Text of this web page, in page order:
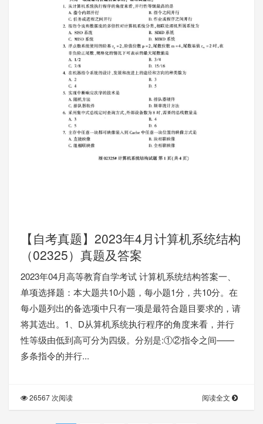
【自考真题】2023年4月计算机系统结构
（02325）真题及答案
2023年04月高等教育自学考试 计算机系统结构答案一、
单项选择题：本大题共10小题，每小题1分，共10分。在
每小题列出的备选项中只有一项是最符合题目要求的，请
将其选出。1、D从算机系统执行程序的角度来看，并行
性等级由低到高可分为四级。分别是:①②指令之间——
多条指令的并行...
26567 次阅读 阅读全文